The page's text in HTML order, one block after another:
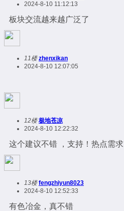
2024-8-10 11:12:13
板块交流越来越广泛了
11楼 zhenxikan
2024-8-10 12:07:05
12楼 极地苍凉
2024-8-10 12:22:32
这个建议不错 ，支持！热点需求
13楼 fengzhiyun8023
2024-8-10 12:52:33
有色冶金，真不错